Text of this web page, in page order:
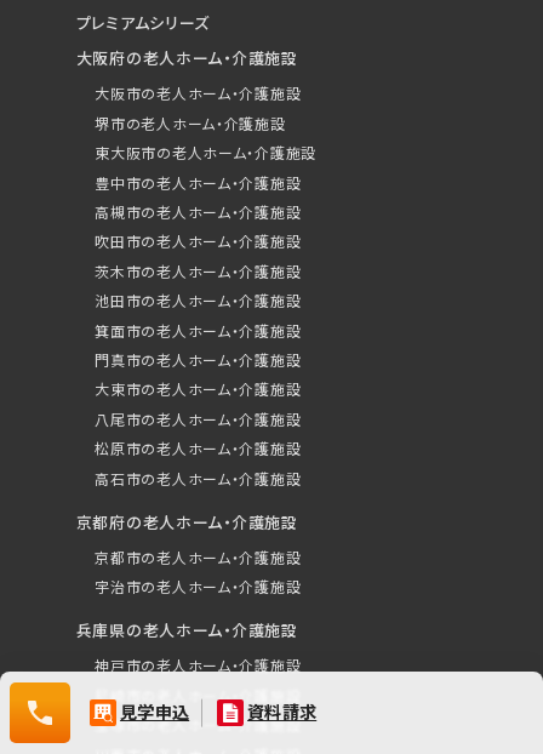
0120-
532-
見学申込 資料請求
見学予約（無料）
プレミアムシリーズ
大阪府の老人ホーム・介護施設
大阪市の老人ホーム・介護施設
堺市の老人ホーム・介護施設
東大阪市の老人ホーム・介護施設
豊中市の老人ホーム・介護施設
高槻市の老人ホーム・介護施設
吹田市の老人ホーム・介護施設
茨木市の老人ホーム・介護施設
池田市の老人ホーム・介護施設
箕面市の老人ホーム・介護施設
門真市の老人ホーム・介護施設
大東市の老人ホーム・介護施設
八尾市の老人ホーム・介護施設
松原市の老人ホーム・介護施設
高石市の老人ホーム・介護施設
京都府の老人ホーム・介護施設
京都市の老人ホーム・介護施設
宇治市の老人ホーム・介護施設
兵庫県の老人ホーム・介護施設
神戸市の老人ホーム・介護施設
尼崎市の老人ホーム・介護施設
宝塚市の老人ホーム・介護施設